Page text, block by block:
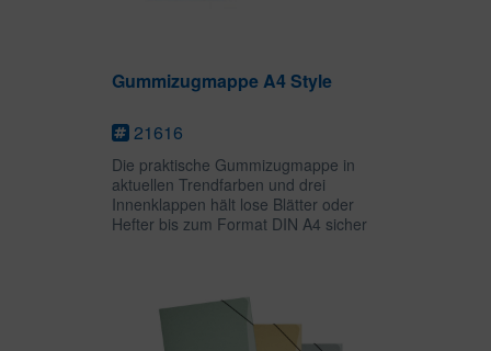
Gummizugmappe A4 Style
21616
Die praktische Gummizugmappe in
aktuellen Trendfarben und drei
Innenklappen hält lose Blätter oder
Hefter bis zum Format DIN A4 sicher